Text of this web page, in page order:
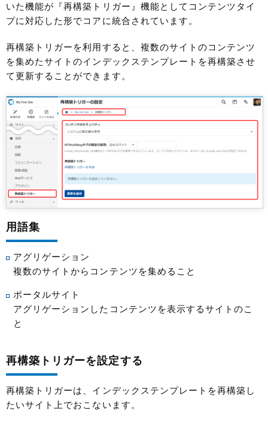
いた機能が『再構築トリガー』機能としてコンテンツタイ
プに対応した形でコアに統合されています。
再構築トリガーを利用すると、複数のサイトのコンテンツ
を集めたサイトのインデックステンプレートを再構築させ
て更新することができます。
用語集
アグリゲーション
複数のサイトからコンテンツを集めること
ポータルサイト
アグリゲーションしたコンテンツを表示するサイトのこ
と
再構築トリガーを設定する
再構築トリガーは、インデックステンプレートを再構築し
たいサイト上でおこないます。